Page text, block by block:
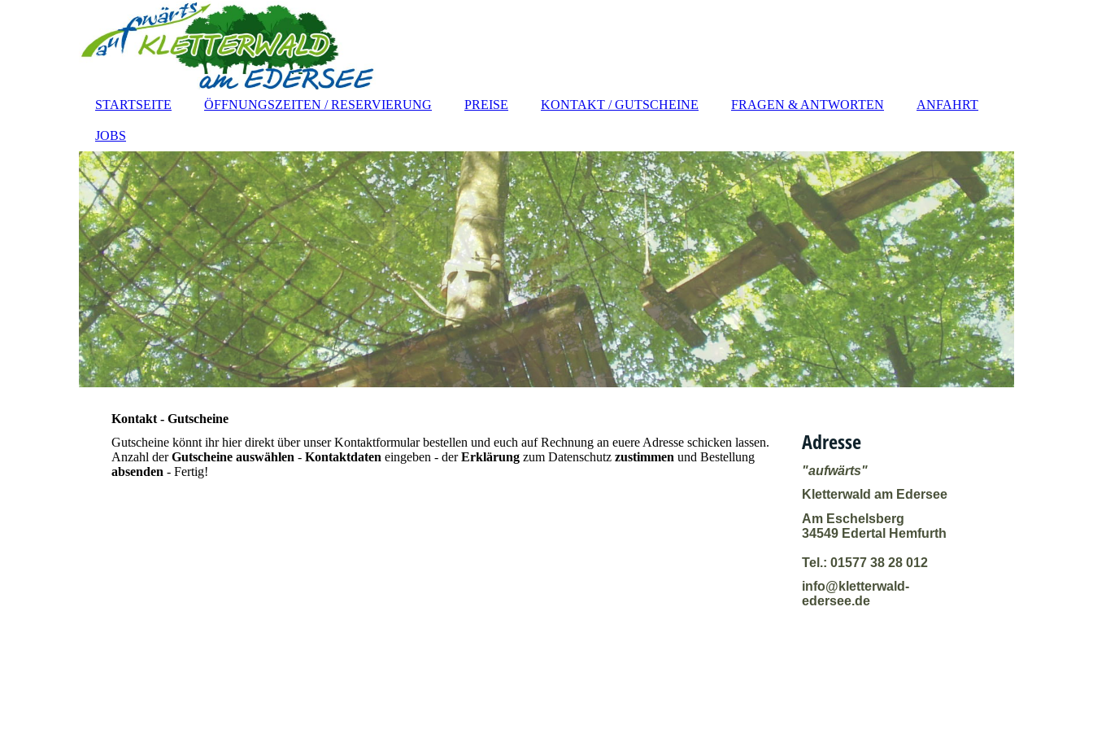
STARTSEITE ÖFFNUNGSZEITEN / RESERVIERUNG PREISE KONTAKT / GUTSCHEINE FRAGEN & ANTWORTEN ANFAHRT
JOBS
Kontakt - Gutscheine
Gutscheine könnt ihr hier direkt über unser Kontaktformular bestellen und euch auf Rechnung an euere Adresse schicken lassen.
Anzahl derGutscheine auswählen - Kontaktdaten eingeben - derErklärung zum Datenschutz zustimmen und Bestellung
absenden - Fertig!
Adresse
"aufwärts"
Kletterwald am Edersee
Am Eschelsberg
34549 Edertal Hemfurth
Tel.: 01577 38 28 012
info@kletterwald-
edersee.de